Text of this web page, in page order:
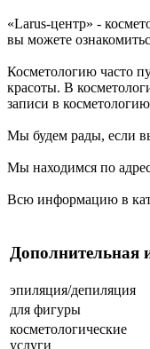
«Larus-центр» -
вы можете
Косметологию часто
красоты. В
записи в
Мы будем рады, если
Мы находимся по
Всю информацию в
Дополнительная
эпиляция/депиляция
для фигуры
косметологические
услуги